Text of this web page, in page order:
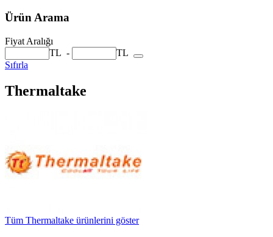
Ürün Arama
Fiyat Aralığı
TL -
TL
Sıfırla
Thermaltake
Tüm Thermaltake ürünlerini göster